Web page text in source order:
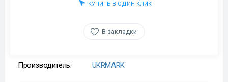
КУПИТЬ В ОДИН КЛИК
В закладки
Производитель: UKRMARK